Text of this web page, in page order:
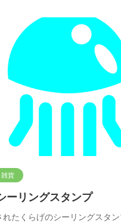
雑貨
ーリングスタンプ
れたくらげのシーリングスタ